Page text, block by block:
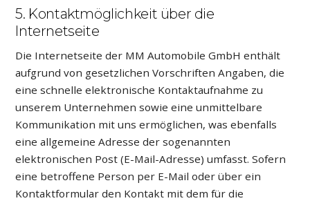
5. Kontaktmöglichkeit über die
Internetseite
Die Internetseite der MM Automobile GmbH enthält
aufgrund von gesetzlichen Vorschriften Angaben, die
eine schnelle elektronische Kontaktaufnahme zu
unserem Unternehmen sowie eine unmittelbare
Kommunikation mit uns ermöglichen, was ebenfalls
eine allgemeine Adresse der sogenannten
elektronischen Post (E-Mail-Adresse) umfasst. Sofern
eine betroffene Person per E-Mail oder über ein
Kontaktformular den Kontakt mit dem für die